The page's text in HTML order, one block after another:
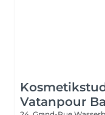
Vatanpour